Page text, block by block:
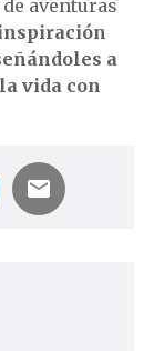
aventuras
a
vida con